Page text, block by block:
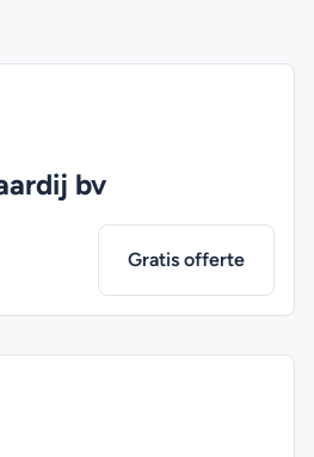
bv
Gratis offerte